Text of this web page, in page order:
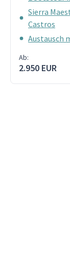
Sierra
Castros
Austausch
Ab:
2.950 EUR